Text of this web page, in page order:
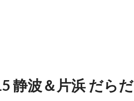
静波＆片浜 だら